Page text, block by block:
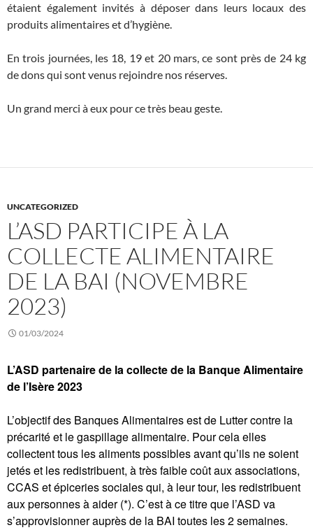
étaient également invités à déposer dans leurs locaux des
produits alimentaires et d’hygiène.
En trois journées, les 18, 19 et 20 mars, ce sont près de 24 kg
de dons qui sont venus rejoindre nos réserves.
Un grand merci à eux pour ce très beau geste.
UNCATEGORIZED
L’ASD PARTICIPE À LA
COLLECTE ALIMENTAIRE
DE LA BAI (NOVEMBRE
2023)
01/03/2024
L’ASD partenaire de la collecte de la Banque Alimentaire
de l’Isère 2023
L’objectif des Banques Alimentaires est de Lutter contre la
précarité et le gaspillage alimentaire. Pour cela elles
collectent tous les aliments possibles avant qu’ils ne soient
jetés et les redistribuent, à très faible coût aux associations,
CCAS et épiceries sociales qui, à leur tour, les redistribuent
aux personnes à aider (*). C’est à ce titre que l’ASD va
s’approvisionner auprès de la BAI toutes les 2 semaines.